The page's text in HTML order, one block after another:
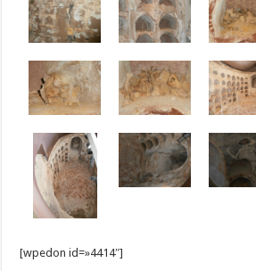
[wpedon id=»4414″]